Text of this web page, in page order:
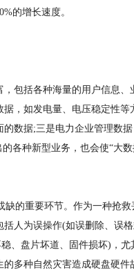
的增长速度。
包括各种海量的用户信息、
，如发电量、电压稳定性等
数据;三是电力企业管理数
各种新型业务，也会使“大
的重要环节。作为一种抢救
人为误操作(如误删除、误
、盘片坏道、固件损坏)，尤
多种自然灾害造成硬盘硬件